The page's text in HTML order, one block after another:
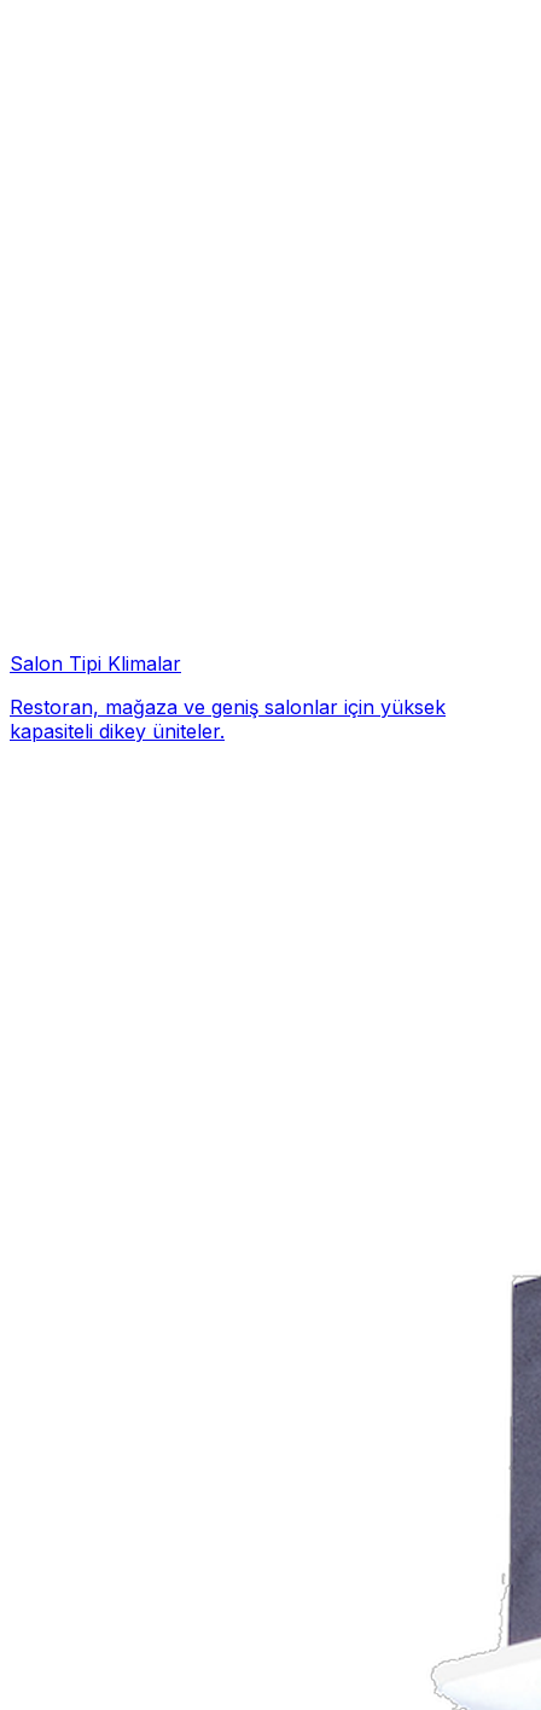
Salon Tipi Klimalar
Restoran, mağaza ve geniş salonlar için yüksek
kapasiteli dikey üniteler.